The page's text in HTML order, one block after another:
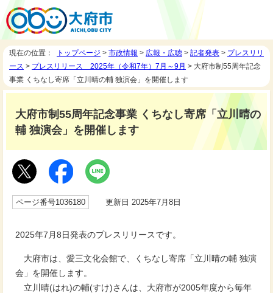
現在の位置： トップページ > 市政情報 > 広報・広聴 > 記者発表 > プレスリリ
ース > プレスリリース 2025年（令和7年）7月～9月 > 大府市制55周年記念
事業 くちなし寄席「立川晴の輔 独演会」を開催します
大府市制55周年記念事業 くちなし寄席「立川晴の
輔 独演会」を開催します
ページ番号1036180 更新日 2025年7月8日
2025年7月8日発表のプレスリリースです。
大府市は、愛三文化会館で、くちなし寄席「立川晴の輔 独演
会」を開催します。
立川晴(はれ)の輔(すけ)さんは、大府市が2005年度から毎年